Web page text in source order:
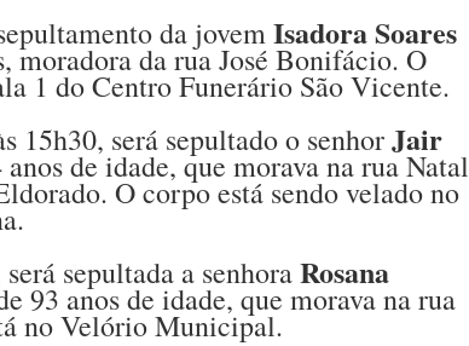
da jovemIsadora Soares
moradora da rua José Bonifácio. O
1 do Centro Funerário São Vicente.
15h30, será sepultado o senhorJair
anos de idade, que morava na rua Natal
O corpo está sendo velado no
sepultada a senhoraRosana
93 anos de idade, que morava na rua
no Velório Municipal.